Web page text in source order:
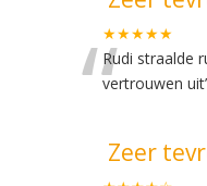
★★★★★
“Rudi straalde
vertrouwen uit
Zeer